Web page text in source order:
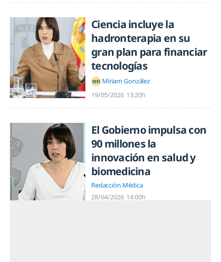
Ciencia incluye la
hadronterapia en su
gran plan para financiar
tecnologías
Míriam González
19/05/2026 13:20h
El Gobierno impulsa con
90 millones la
innovación en salud y
biomedicina
Redacción Médica
28/04/2026 14:00h